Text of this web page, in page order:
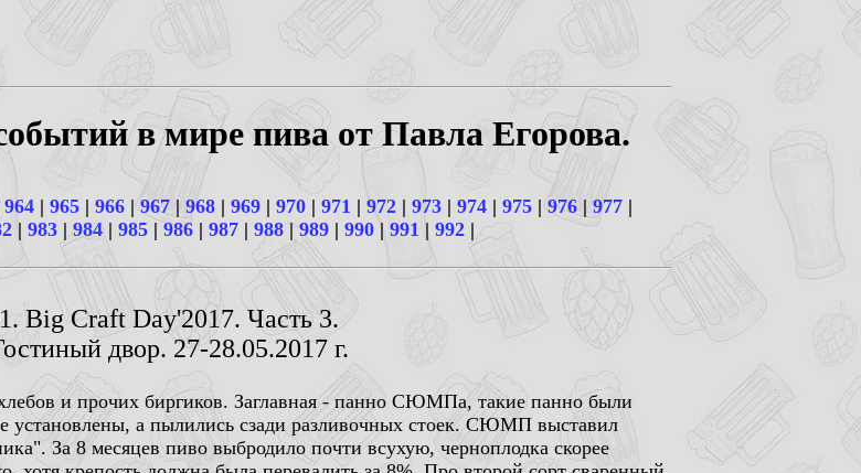
в мире пива от Павла Егорова.
964 | 965 | 966 | 967 | 968 | 969 | 970 | 971 | 972 | 973 | 974 | 975 | 976 | 977 |
| 983 |984| 985 | 986 | 987 | 988| 989 | 990 | 991 | 992 |
Big Craft Day'2017. Часть 3.
двор. 27-28.05.2017 г.
и прочих биргиков. Заглавная - панно СЮМПа, такие панно были
установлены, а пылились сзади разливочных стоек. СЮМП выставил
За 8 месяцев пиво выбродило почти всухую, черноплодка скорее